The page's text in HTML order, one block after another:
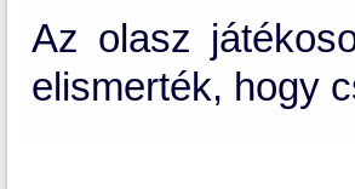
Az olasz
elismerték, hogy